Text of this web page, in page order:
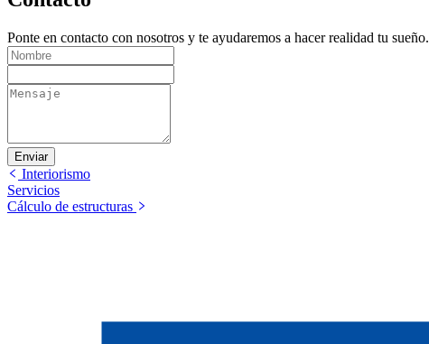
Ponte en contacto con nosotros y te ayudaremos a hacer realidad tu sueño.
Enviar
Interiorismo
Servicios
Cálculo de estructuras